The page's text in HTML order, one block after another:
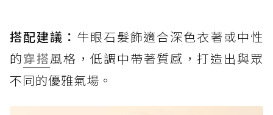
搭配建議： 牛眼石髮飾適合深色衣著或中性
的穿搭風格，低調中帶著質感，打造出與眾
不同的優雅氣場。